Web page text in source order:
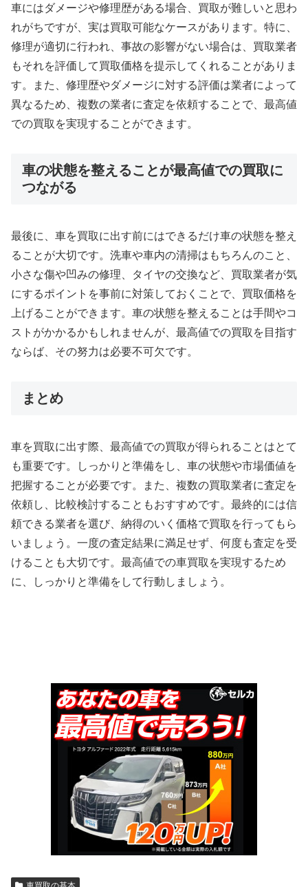
車にはダメージや修理歴がある場合、買取が難しいと思わ
れがちですが、実は買取可能なケースがあります。特に、
修理が適切に行われ、事故の影響がない場合は、買取業者
もそれを評価して買取価格を提示してくれることがありま
す。また、修理歴やダメージに対する評価は業者によって
異なるため、複数の業者に査定を依頼することで、最高値
での買取を実現することができます。
車の状態を整えることが最高値での買取に
つながる
最後に、車を買取に出す前にはできるだけ車の状態を整え
ることが大切です。洗車や車内の清掃はもちろんのこと、
小さな傷や凹みの修理、タイヤの交換など、買取業者が気
にするポイントを事前に対策しておくことで、買取価格を
上げることができます。車の状態を整えることは手間やコ
ストがかかるかもしれませんが、最高値での買取を目指す
ならば、その努力は必要不可欠です。
まとめ
車を買取に出す際、最高値での買取が得られることはとて
も重要です。しっかりと準備をし、車の状態や市場価値を
把握することが必要です。また、複数の買取業者に査定を
依頼し、比較検討することもおすすめです。最終的には信
頼できる業者を選び、納得のいく価格で買取を行ってもら
いましょう。一度の査定結果に満足せず、何度も査定を受
けることも大切です。最高値での車買取を実現するため
に、しっかりと準備をして行動しましょう。